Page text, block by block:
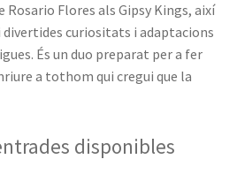
Rosario Flores als Gipsy Kings, així
curiositats i adaptacions
És un duo preparat per a fer
a tothom qui cregui que la
disponibles